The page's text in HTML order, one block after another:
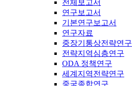
전체보고서
연구보고서
기본연구보고서
연구자료
중장기통상전략연구
전략지역심층연구
ODA 정책연구
세계지역전략연구
중국종합연구